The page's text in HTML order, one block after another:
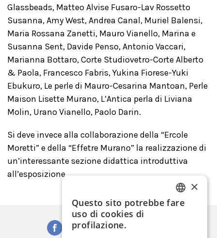
Glassbeads, Matteo Alvise Fusaro-Lav Rossetto
Susanna, Amy West, Andrea Canal, Muriel Balensi,
Maria Rossana Zanetti, Mauro Vianello, Marina e
Susanna Sent, Davide Penso, Antonio Vaccari,
Marianna Bottaro, Corte Studiovetro-Corte Alberto
& Paola, Francesco Fabris, Yukina Fiorese-Yuki
Ebukuro, Le perle di Mauro-Cesarina Mantoan, Perle
Maison Lisette Murano, L’Antica perla di Liviana
Molin, Urano Vianello, Paolo Darin.
Si deve invece alla collaborazione della “Ercole
Moretti” e della “Effetre Murano” la realizzazione di
un’interessante sezione didattica introduttiva
all’esposizione.
ITALIAN
×
Questo sito potrebbe fare
uso di cookies di
profilazione.